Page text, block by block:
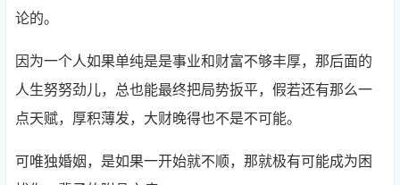
论的。
因为一个人如果单纯是是事业和财富不够丰厚，那后面的
人生努努劲儿，总也能最终把局势扳平，假若还有那么一
点天赋，厚积薄发，大财晚得也不是不可能。
可唯独婚姻，是如果一开始就不顺，那就极有可能成为困